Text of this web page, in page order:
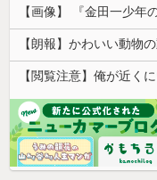
【閲覧注意】俺が近く